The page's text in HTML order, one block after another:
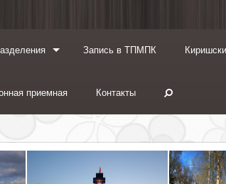
Запись в ТПМПК
приемная Контакты